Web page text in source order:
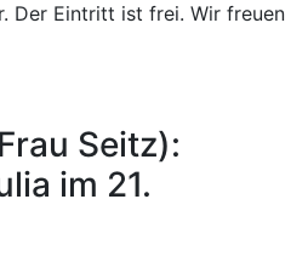
Der Eintritt ist frei. Wir freuen
Seitz):
im 21.